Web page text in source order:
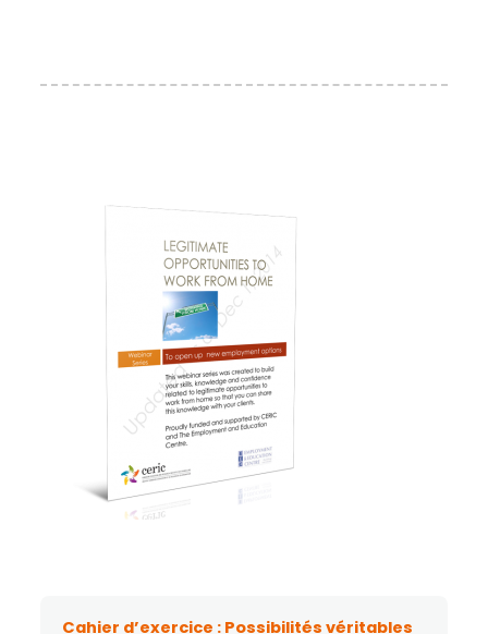
Cahier d’exercice : Possibilités véritables